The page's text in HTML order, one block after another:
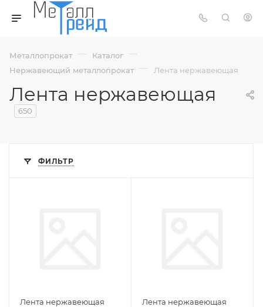
Металлопрокат — Каталог —
Нержавеющий металлопрокат — Лента нержавеющая
Лента нержавеющая
650
ФИЛЬТР
Лента нержавеющая
Лента нержавеющая